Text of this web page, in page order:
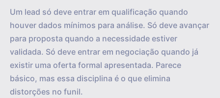
Um lead só deve entrar em qualificação quando
houver dados mínimos para análise. Só deve avançar
para proposta quando a necessidade estiver
validada. Só deve entrar em negociação quando já
existir uma oferta formal apresentada. Parece
básico, mas essa disciplina é o que elimina
distorções no funil.